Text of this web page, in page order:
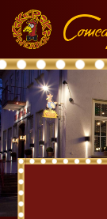
Hauptnavigation
Inhalt
Fußnavigation
K
a